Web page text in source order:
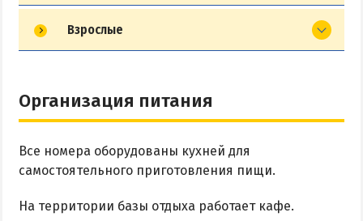
Взрослые
Организация питания
Все номера оборудованы кухней для
самостоятельного приготовления пищи.
На территории базы отдыха работает кафе.